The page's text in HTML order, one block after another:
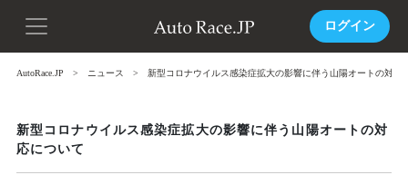
ログイン
AutoRace.JP ニュース 新型コロナウイルス感染症拡大の影響に伴う山陽オートの対応
新型コロナウイルス感染症拡大の影響に伴う山陽オートの対
応について